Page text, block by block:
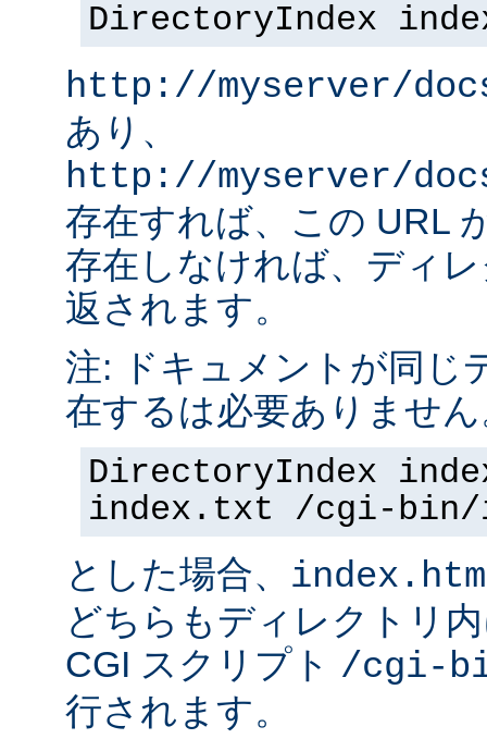
DirectoryIndex
http://myserver/
あり、
http://myserver/
存在すれば、この URL
存在しなければ、ディ
返されます。
注: ドキュメントが同じ
在するは必要ありませ
DirectoryIndex
index.txt /cgi-bin/
とした場合、
どちらもディレクトリ
CGI スクリプト /cgi-
行されます。